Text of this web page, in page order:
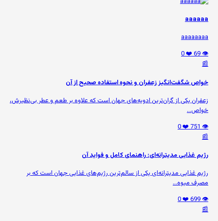
aaaaaa
aaaaaaaa
👁️ 69
❤️ 0
📰
خواص شگفت‌انگیز زعفران و نحوه استفاده صحیح از آن
زعفران یکی از گران‌ترین ادویه‌های جهان است که علاوه بر طعم و عطر بی‌نظیرش،
خواص...
👁️ 751
❤️ 0
📰
رژیم غذایی مدیترانه‌ای: راهنمای کامل و فواید آن
رژیم غذایی مدیترانه‌ای یکی از سالم‌ترین رژیم‌های غذایی جهان است که بر
مصرف میوه‌...
👁️ 699
❤️ 0
📰